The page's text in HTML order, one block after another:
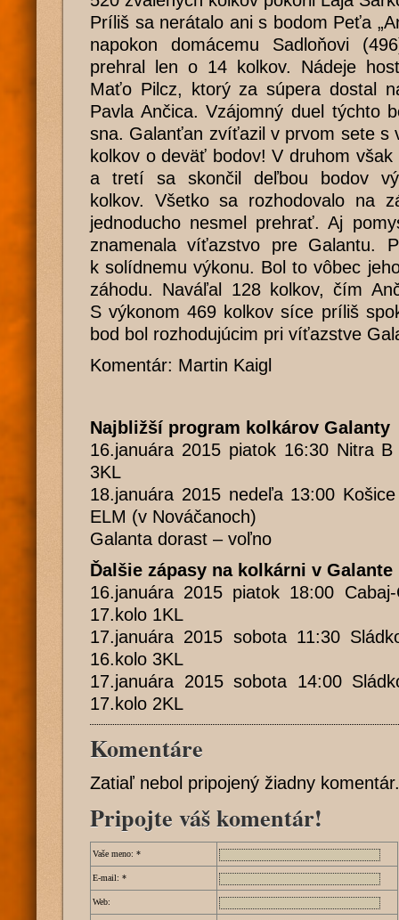
Príliš sa nerátalo ani s bodom Peťa
napokon domácemu Sadloňovi
prehral len o 14 kolkov. Nádeje
Maťo Pilcz, ktorý za súpera dostal
Pavla Ančica. Vzájomný duel týchto
sna. Galanťan zvíťazil v prvom sete s
kolkov o deväť bodov! V druhom
a tretí sa skončil deľbou bodov
kolkov. Všetko sa rozhodovalo na
jednoducho nesmel prehrať. Aj
znamenala víťazstvo pre Galantu.
k solídnemu výkonu. Bol to vôbec
záhodu. Naváľal 128 kolkov, čím
S výkonom 469 kolkov síce príliš
bod bol rozhodujúcim pri víťazstve
Komentár: Martin Kaigl
Najbližší program kolkárov Galanty
16.januára 2015 piatok 16:30 Nitra
3KL
18.januára 2015 nedeľa 13:00
ELM (v Nováčanoch)
Galanta dorast – voľno
Ďalšie zápasy na kolkárni v Galante
16.januára 2015 piatok 18:00
17.kolo 1KL
17.januára 2015 sobota 11:30
16.kolo 3KL
17.januára 2015 sobota 14:00
17.kolo 2KL
Komentáre
Zatiaľ nebol pripojený žiadny
Pripojte váš komentár!
Vaše meno: *
E-mail: *
Web: